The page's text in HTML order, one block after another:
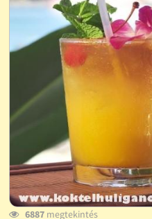
6887megtekintés